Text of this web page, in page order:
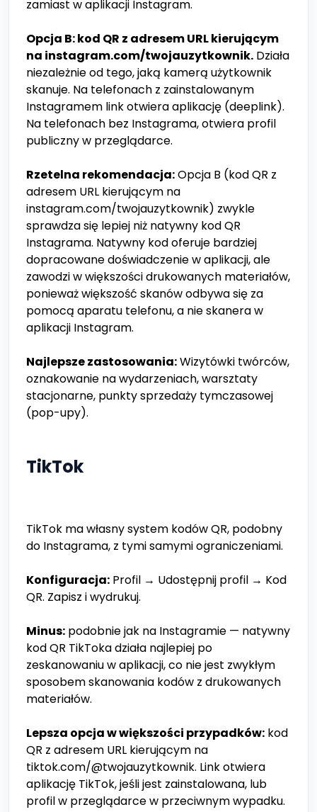
zamiast w aplikacji Instagram.
Opcja B: kod QR z adresem URL kierującym
na instagram.com/twojauzytkownik. Działa
niezależnie od tego, jaką kamerą użytkownik
skanuje. Na telefonach z zainstalowanym
Instagramem link otwiera aplikację (deeplink).
Na telefonach bez Instagrama, otwiera profil
publiczny w przeglądarce.
Rzetelna rekomendacja:Opcja B (kod QR z
adresem URL kierującym na
instagram.com/twojauzytkownik) zwykle
sprawdza się lepiej niż natywny kod QR
Instagrama. Natywny kod oferuje bardziej
dopracowane doświadczenie w aplikacji, ale
zawodzi w większości drukowanych materiałów,
ponieważ większość skanów odbywa się za
pomocą aparatu telefonu, a nie skanera w
aplikacji Instagram.
Najlepsze zastosowania:Wizytówki twórców,
oznakowanie na wydarzeniach, warsztaty
stacjonarne, punkty sprzedaży tymczasowej
(pop-upy).
TikTok
TikTok ma własny system kodów QR, podobny
do Instagrama, z tymi samymi ograniczeniami.
Konfiguracja: Profil → Udostępnij profil → Kod
QR. Zapisz i wydrukuj.
Minus: podobnie jak na Instagramie — natywny
kod QR TikToka działa najlepiej po
zeskanowaniu w aplikacji, co nie jest zwykłym
sposobem skanowania kodów z drukowanych
materiałów.
Lepsza opcja w większości przypadków: kod
QR z adresem URL kierującym na
tiktok.com/@twojauzytkownik. Link otwiera
aplikację TikTok, jeśli jest zainstalowana, lub
profil w przeglądarce w przeciwnym wypadku.